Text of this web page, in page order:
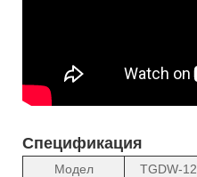
Спецификация
Модел TGDW-12